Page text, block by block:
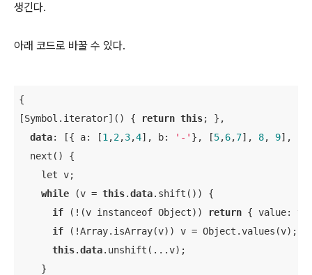
생긴다.
아래 코드로 바꿀 수 있다.
{
[Symbol.iterator]() {
return this; },
data: [{ a: [1 ,2,3,4], b: '-' }, [5,6,7], 8, 9],
  next() {
    let v;
while (v = this.data.shift()) {
if (!(v instanceof Object)) return { value:
if (!Array.isArray(v)) v = Object.values(v);
this.data.unshift(...v);
    }